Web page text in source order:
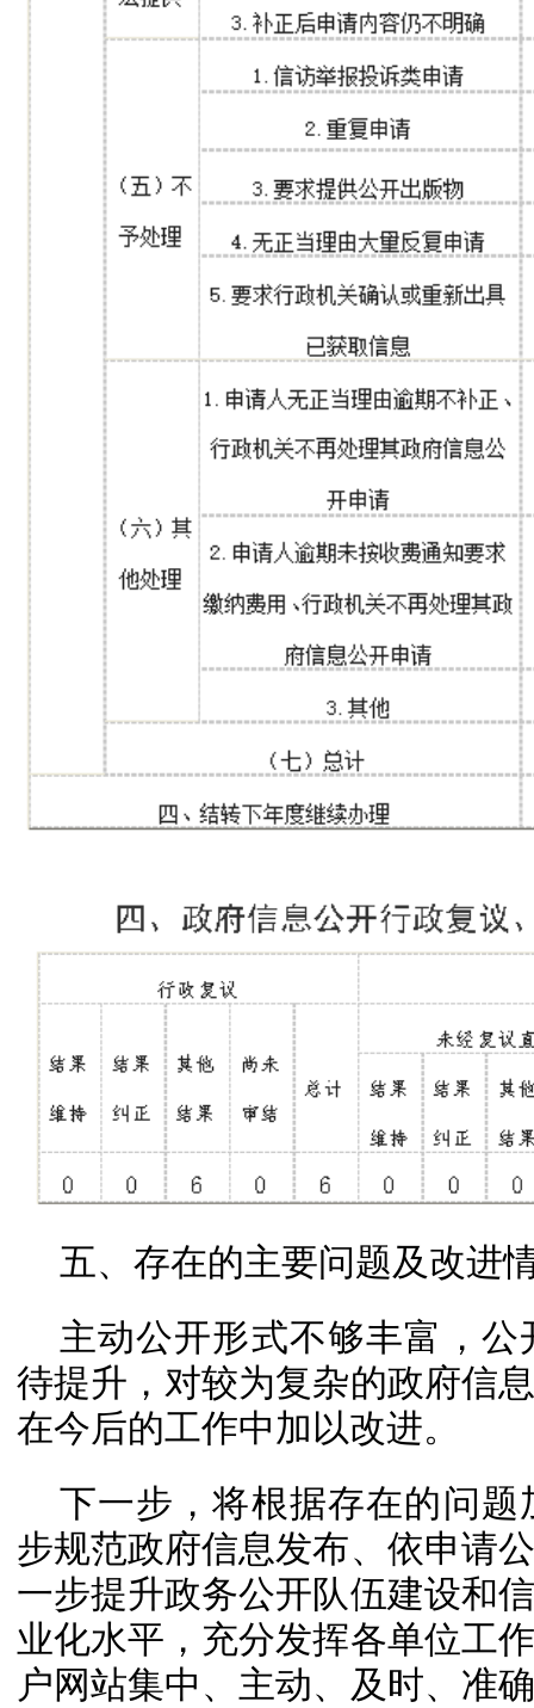
五、存在的主要问题及改进
主动公开形式不够丰富，
待提升，对较为复杂的政府信
在今后的工作中加以改进。
下一步，将根据存在的问
步规范政府信息发布、依申请
一步提升政务公开队伍建设和
业化水平，充分发挥各单位工
户网站集中、主动、及时、准